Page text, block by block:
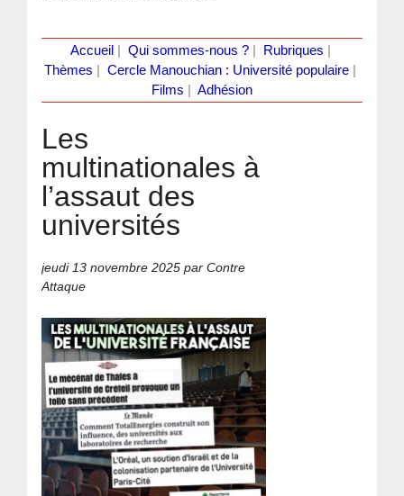
Accueil Qui sommes-nous ?| Rubriques
Thèmes
Cercle Manouchian : Université populaire
Films
Adhésion
Les
multinationales à
l’assaut des
universités
jeudi 13 novembre 2025 par Contre
Attaque